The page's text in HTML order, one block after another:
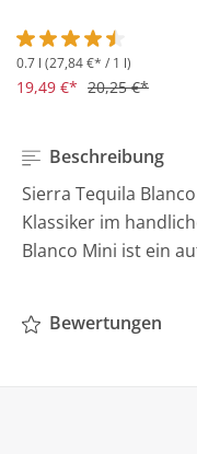
Durchschnittliche
0.7 l (27,84 €* / 1 l)
19,49 €* 20,25 €*
Beschreibung
Sierra Tequila
Klassiker im
Blanco Mini ist ein
Bewertungen